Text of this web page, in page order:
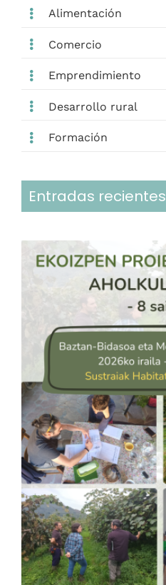
Alimentación
Comercio
Emprendimiento
Desarrollo rural
Formación
Entradas recientes